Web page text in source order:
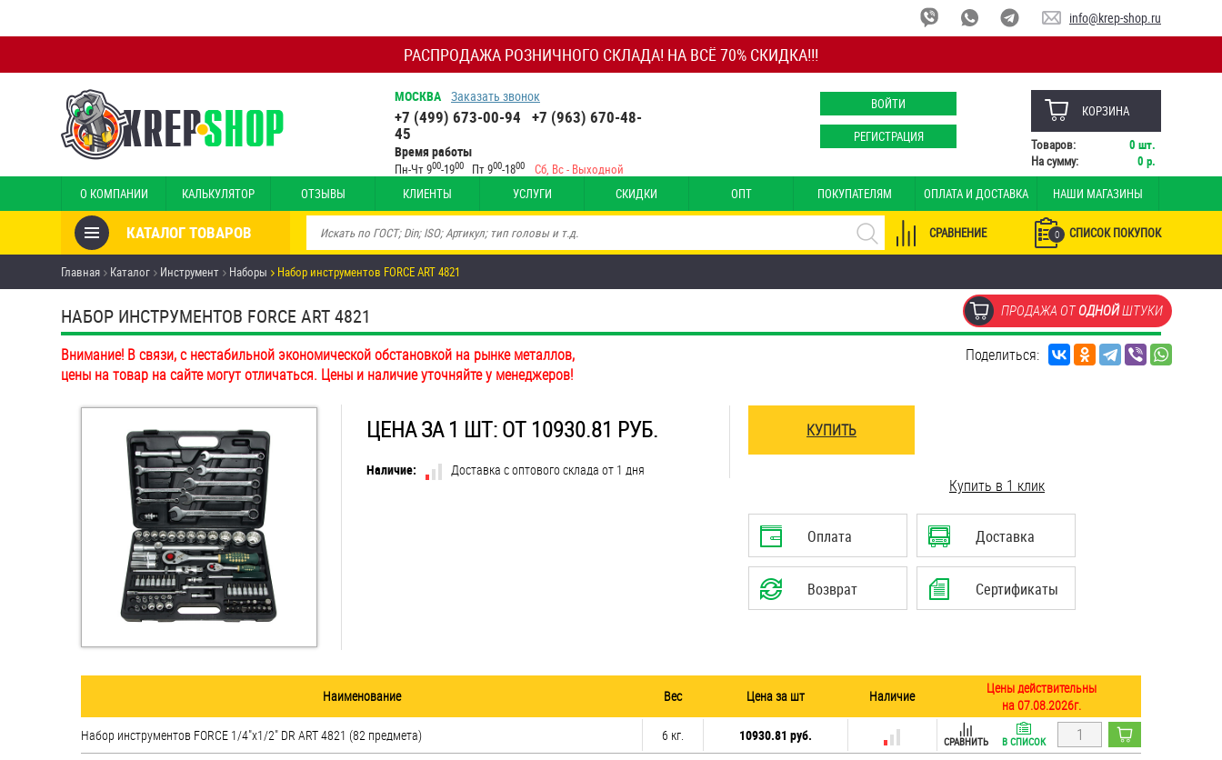
РАСПРОДАЖА РОЗНИЧНОГО СКЛАДА! НА ВСЁ 70% СКИДКА!!!
info@krep-shop.ru
МОСКВА Заказать звонок
+7 (499) 673-00-94 +7 (963) 670-48-
45
Время работы
Пн-Чт 900-1900 Пт 900-1800 Сб, Вс - Выходной
ВОЙТИ
РЕГИСТРАЦИЯ
КОРЗИНА
Товаров: 0 шт.
На сумму:
0 р.
О КОМПАНИИ КАЛЬКУЛЯТОР ОТЗЫВЫ КЛИЕНТЫ УСЛУГИ СКИДКИ ОПТ ПОКУПАТЕЛЯМ ОПЛАТА И ДОСТАВКА НАШИ МАГАЗИНЫ
КАТАЛОГ ТОВАРОВ 0 СПИСОК ПОКУПОК
СРАВНЕНИЕ
Товары со скидкой
Анкеры
Антивандальный крепёж,
инструмент
Дюймовый крепёж
Заклепки (Гайки-Заклепки)
Инструмент
Крюки, кольца с шурупной
Главная Каталог Инструмент Наборы Набор инструментов FORCE ART 4821
НАБОР ИНСТРУМЕНТОВ FORCE ART 4821 ПРОДАЖА ОТОДНОЙШТУКИ
Внимание! В связи, с нестабильной экономической обстановкой на рынке металлов,
цены на товар на сайте могут отличаться. Цены и наличие уточняйте у менеджеров!
Поделиться:
ЦЕНА ЗА 1 ШТ: ОТ 10930.81 РУБ.
Наличие: Доставка с оптового склада от 1 дня
КУПИТЬ
Купить в 1 клик
Оплата Доставка
Возврат Сертификаты
Наименование Вес Цена за шт Наличие
Цены действительны
на 07.08.2026г.
Набор инструментов FORCE 1/4"х1/2" DR ART 4821 (82 предмета)
6 кг. 10930.81 руб. СРАВНИТЬ В СПИСОК